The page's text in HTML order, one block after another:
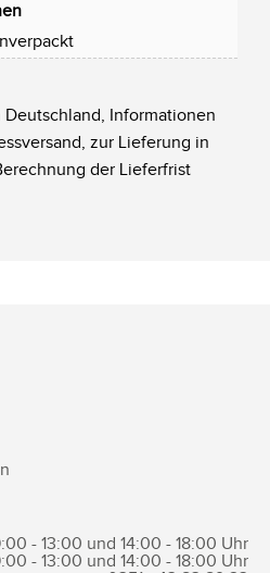
Deutschland, Informationen
zur Lieferung in
der Lieferfrist
- 13:00 und 14:00 - 18:00 Uhr
- 13:00 und 14:00 - 18:00 Uhr